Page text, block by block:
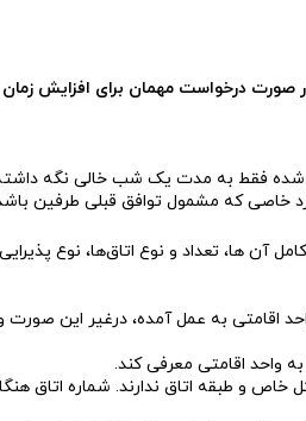
شده فقط به مدت یک شب خالی نگه
خاصی که مشمول توافق قبلی طرفین
آن ها، تعداد و نوع اتاق‌ها، نوع
اقامتی به عمل آمده، درغیر این صورت
و طبقه اتاق ندارند. شماره اتاق